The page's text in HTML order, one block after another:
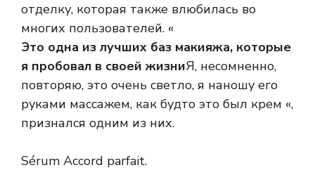
отделку, которая также влюбилась во
многих пользователей. «
Это одна из лучших баз макияжа, которые
я пробовал в своей жизниЯ, несомненно,
повторяю, это очень светло, я наношу его
руками массажем, как будто это был крем «,
признался одним из них.
Sérum Accord parfait.